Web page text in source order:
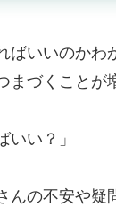
ばいいのかわ
まづくことが
い？」
んの不安や疑